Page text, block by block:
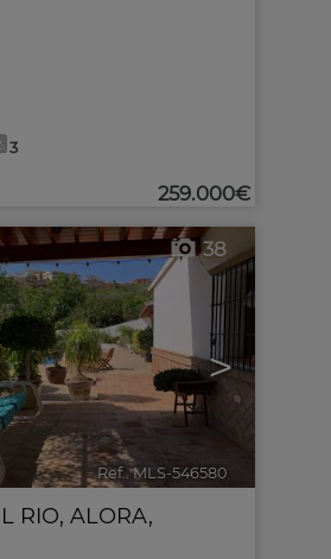
3
259.000€
>
38
Ref.. MLS-546580
RIO, ALORA,